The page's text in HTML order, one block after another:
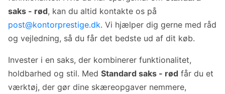
saks - rød, kan du altid kontakte os på
post@kontorprestige.dk. Vi hjælper dig gerne med råd
og vejledning, så du får det bedste ud af dit køb.
Invester i en saks, der kombinerer funktionalitet,
holdbarhed og stil. Med Standard saks - rød får du et
værktøj, der gør dine skæreopgaver nemmere,